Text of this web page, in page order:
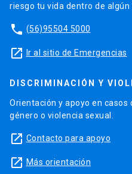
riesgo tu vida dentro de algún
phone (56)95504 5000
launch Ir al sitio de Emergencias
DISCRIMINACIÓN Y
Orientación y apoyo en
género o violencia sexual.
launch Contacto para apoyo
launch Más orientación